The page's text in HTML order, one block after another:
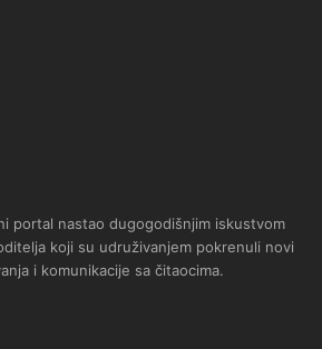
portal nastao dugogodišnjim iskustvom
koji su udruživanjem pokrenuli novi
i komunikacije sa čitaocima.